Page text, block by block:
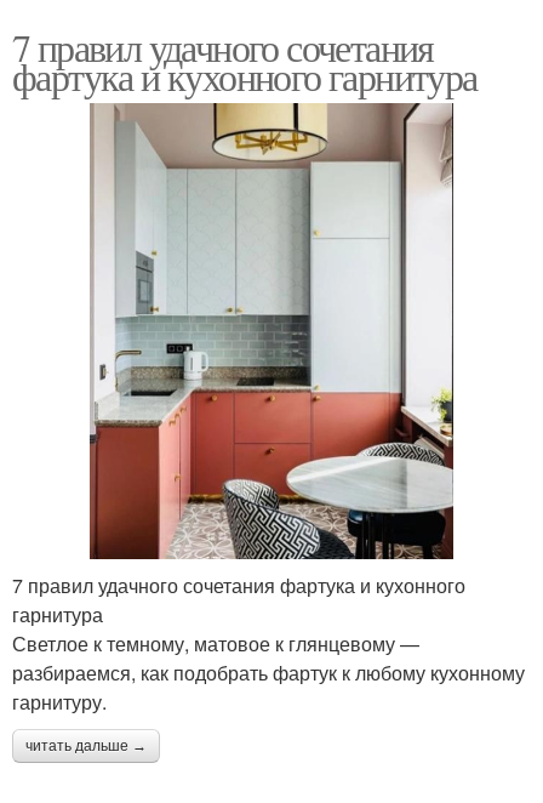
7 правил удачного сочетания
фартука и кухонного гарнитура
7 правил удачного сочетания фартука и кухонного
гарнитура
Светлое к темному, матовое к глянцевому —
разбираемся, как подобрать фартук к любому кухонному
гарнитуру.
читать дальше →